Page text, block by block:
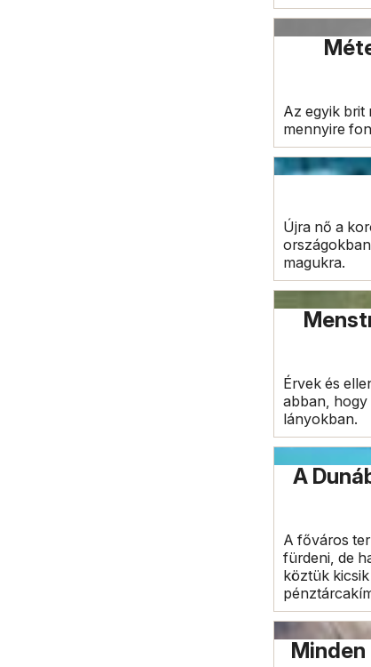
Az egyik brit
mennyire
Újra nő a
magukra.
Érvek és
abban, hogy
lányokban.
A
A főváros
fürdeni, de
köztük